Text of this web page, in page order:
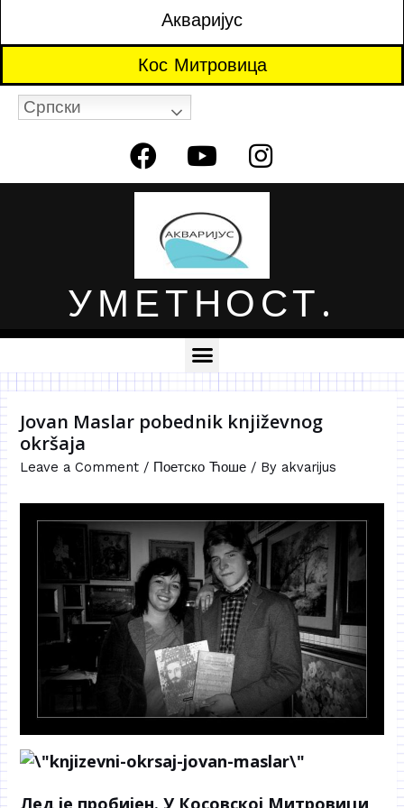
Акваријус
Кос Митровица
Српски
УМЕТНОСТ.
Jovan Maslar pobednik književnog
okršaja
Leave a Comment / Поетско Ћоше / By akvarijus